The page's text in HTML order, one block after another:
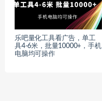
乐吧量化工具看广告，单工
具4-6米，批量10000+，手机
电脑均可操作